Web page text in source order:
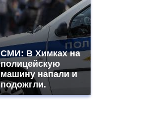
СМИ: В Химках на
полицейскую
машину напали и
подожгли.